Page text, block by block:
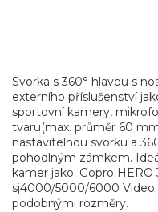
Svorka s 360° hlavou s
externího příslušenství
sportovní kamery,
tvaru(max. průměr 60
nastavitelnou svorku a
pohodlným zámkem.
kamer jako: Gopro HERO
sj4000/5000/6000 Video
podobnými rozměry.